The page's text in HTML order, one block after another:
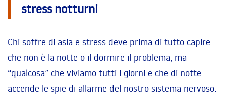
stress notturni
Chi soffre di asia e stress deve prima di tutto capire
che non è la notte o il dormire il problema, ma
“qualcosa” che viviamo tutti i giorni e che di notte
accende le spie di allarme del nostro sistema nervoso.